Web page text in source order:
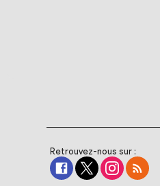
Retrouvez-nous sur :